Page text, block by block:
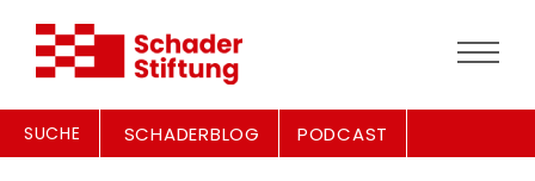
SUCHE SCHADERBLOG PODCAST